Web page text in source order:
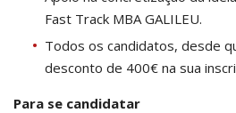
Fast Track MBA GALILEU.
Todos os candidatos, desde
desconto de 400€ na sua
Para se candidatar